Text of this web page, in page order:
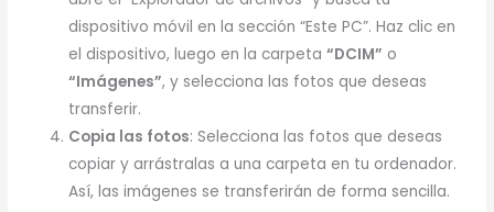
dispositivo móvil en la sección “Este PC”. Haz clic en
el dispositivo, luego en la carpeta“DCIM” o
“Imágenes”, y selecciona las fotos que deseas
transferir.
Copia las fotos: Selecciona las fotos que deseas
copiar y arrástralas a una carpeta en tu ordenador.
Así, las imágenes se transferirán de forma sencilla.